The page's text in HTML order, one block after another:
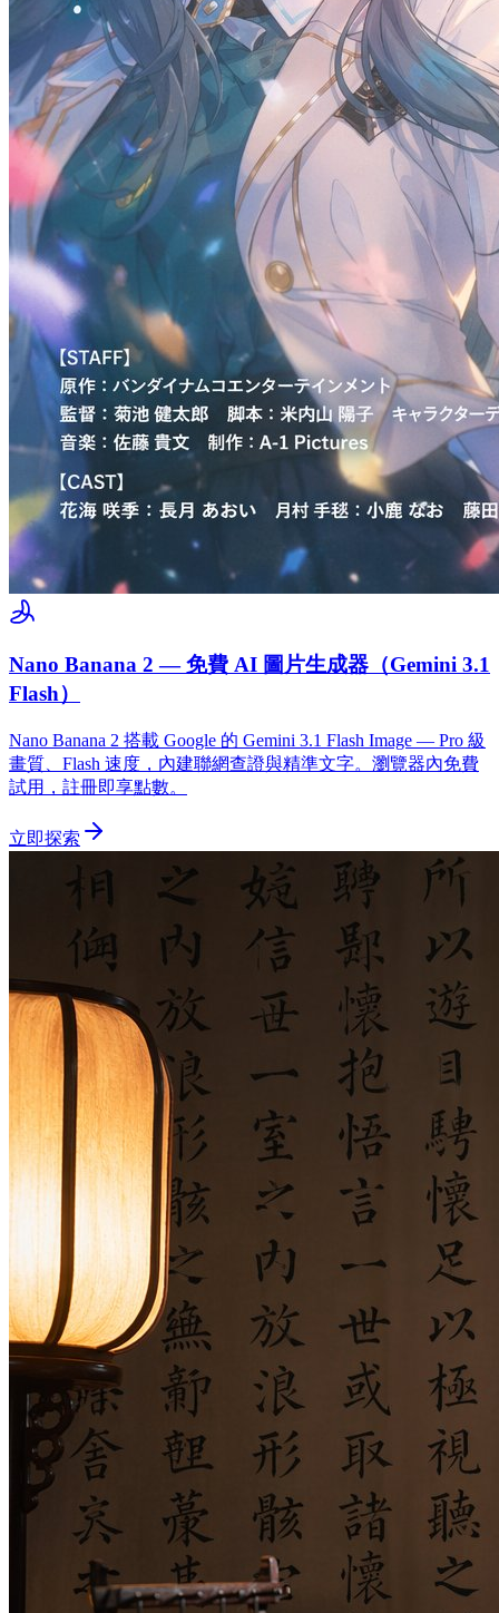
Nano Banana 2 — 免費 AI 圖片生成器（Gemini 3.1
Flash）
Nano Banana 2 搭載 Google 的 Gemini 3.1 Flash Image — Pro 級
畫質、Flash 速度，內建聯網查證與精準文字。瀏覽器內免費
試用，註冊即享點數。
立即探索